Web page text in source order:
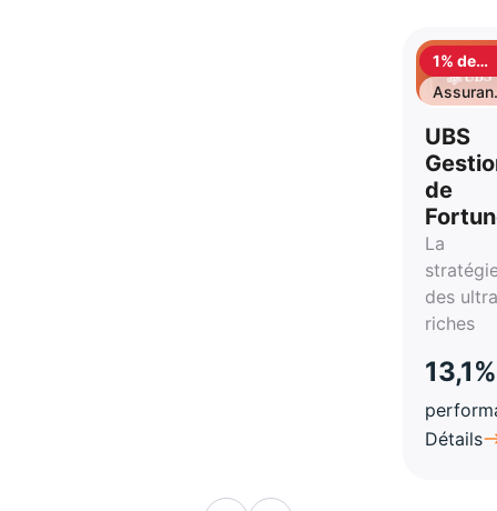
1% de
UBS
de
La
des
riches
13,1%
Détails